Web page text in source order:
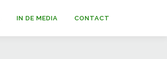
IN DE MEDIA CONTACT